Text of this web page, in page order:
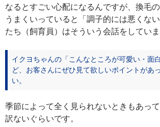
なるとすごい心配になるんですが、換毛
うまくいっていると「調子的には悪くな
たち（飼育員）はそういう会話をしていま
イクヨちゃんの「こんなところが可愛い・面
ど、お客さんにぜひ見て欲しいポイントがあ
い。
季節によって全く見られないときもあっ
訳ないぐらいです。